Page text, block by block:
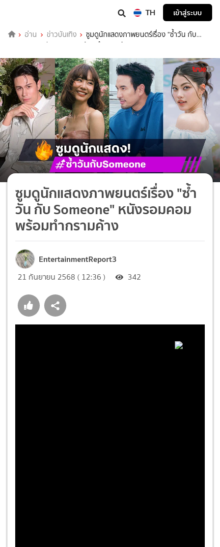
TH เข้าสู่ระบบ
อ่าน ข่าวบันเทิง
ซูมดูนักแสดงภาพยนตร์เรื่อง "ซ้ำวัน กับ
Someone" หนังรอมคอมพร้อมทำกรามค้าง
ซูมดูนักแสดงภาพยนตร์เรื่อง "ซ้ำ
วัน กับ Someone" หนังรอมคอม
พร้อมทำกรามค้าง
EntertainmentReport3
21 กันยายน 2568 ( 12:36 ) 342